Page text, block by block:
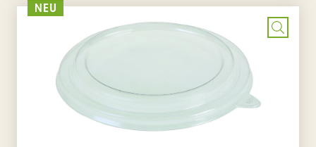
/
NEU
Bild